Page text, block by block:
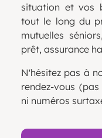
situation et vos
tout le long du
mutuelles
prêt, assurance
N'hésitez pas à
rendez-vous (pas
ni numéros